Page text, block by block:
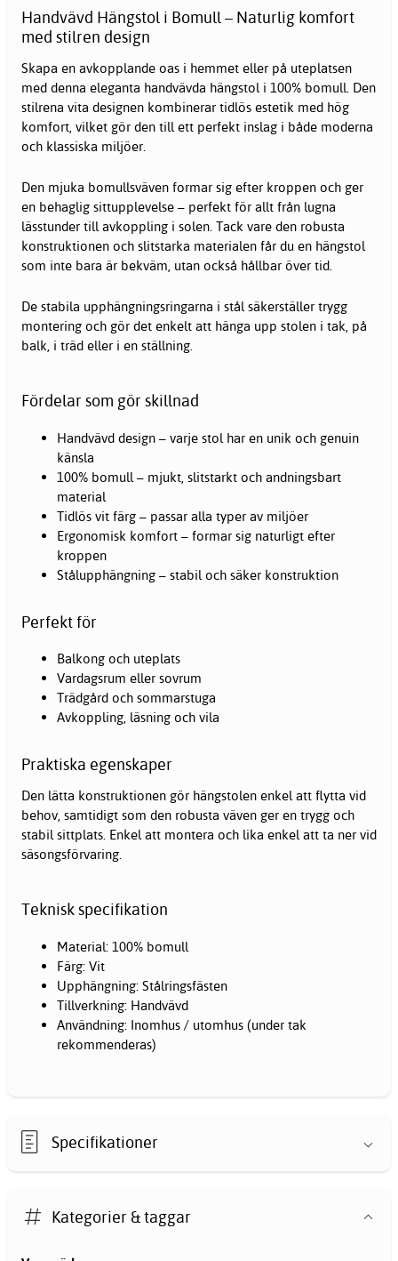
Handvävd Hängstol i Bomull – Naturlig komfort
med stilren design
Skapa en avkopplande oas i hemmet eller på uteplatsen
med denna eleganta handvävda hängstol i 100% bomull. Den
stilrena vita designen kombinerar tidlös estetik med hög
komfort, vilket gör den till ett perfekt inslag i både moderna
och klassiska miljöer.
Den mjuka bomullsväven formar sig efter kroppen och ger
en behaglig sittupplevelse – perfekt för allt från lugna
lässtunder till avkoppling i solen. Tack vare den robusta
konstruktionen och slitstarka materialen får du en hängstol
som inte bara är bekväm, utan också hållbar över tid.
De stabila upphängningsringarna i stål säkerställer trygg
montering och gör det enkelt att hänga upp stolen i tak, på
balk, i träd eller i en ställning.
Fördelar som gör skillnad
Handvävd design – varje stol har en unik och genuin
känsla
100% bomull – mjukt, slitstarkt och andningsbart
material
Tidlös vit färg – passar alla typer av miljöer
Ergonomisk komfort – formar sig naturligt efter
kroppen
Stålupphängning – stabil och säker konstruktion
Perfekt för
Balkong och uteplats
Vardagsrum eller sovrum
Trädgård och sommarstuga
Avkoppling, läsning och vila
Praktiska egenskaper
Den lätta konstruktionen gör hängstolen enkel att flytta vid
behov, samtidigt som den robusta väven ger en trygg och
stabil sittplats. Enkel att montera och lika enkel att ta ner vid
säsongsförvaring.
Teknisk specifikation
Material: 100% bomull
Färg: Vit
Upphängning: Stålringsfästen
Tillverkning: Handvävd
Användning: Inomhus / utomhus (under tak
rekommenderas)
Specifikationer
Kategorier & taggar